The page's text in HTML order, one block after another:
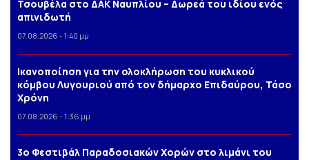
Τσουβέλα στο ΔΑΚ Ναυπλίου – Δωρεά του ιδίου ενός
απινιδωτή
07.08.2026 - 1:40 μμ
Iκανοποίηση για την ολοκλήρωση του κυκλικού
κόμβου Λυγουριού από τον δήμαρχο Επιδαύρου, Τάσο
Χρόνη
07.08.2026 - 1:36 μμ
3o Φεστιβάλ Παραδοσιακών Χορών στο λιμάνι του